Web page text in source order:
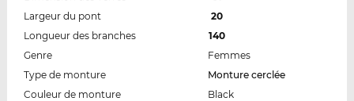
Largeur du pont
20
Longueur des branches
140
Genre
Femmes
Type de monture
Monture cerclée
Couleur de monture
Black